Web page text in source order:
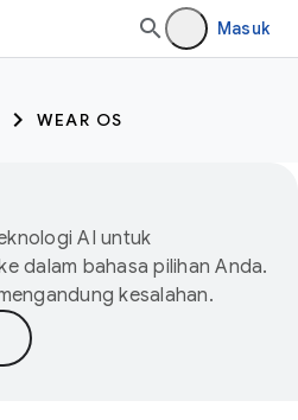
Masuk
WEAR OS
AI untuk
dalam bahasa pilihan Anda.
kesalahan.